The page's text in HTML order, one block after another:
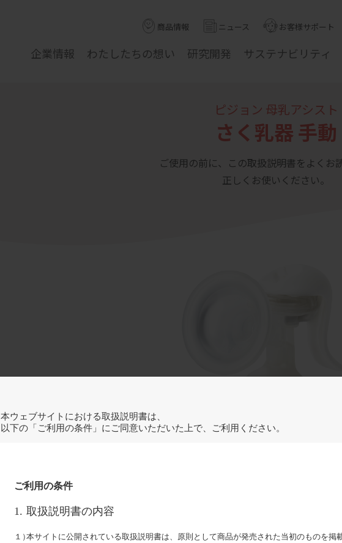
企業情報 わたしたちの想い 研究開発 サステナビリティ
商品情報 ニュース お客様サポート
ピジョン 母乳アシスト
さく乳器 手動
ご使用の前に、この取扱説明書をよくお
正しくお使いください。
本ウェブサイトにおける取扱説明書は、
以下の「ご利用の条件」にご同意いただいた上で、ご利用ください。
ご利用の条件
1. 取扱説明書の内容
１）本サイトに公開されている取扱説明書は、原則として商品が発売された当初のものを掲